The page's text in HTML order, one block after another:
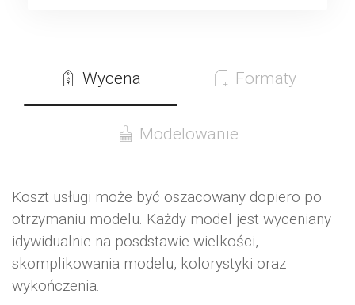
Wycena Formaty
Modelowanie
Koszt usługi może być oszacowany dopiero po
otrzymaniu modelu. Każdy model jest wyceniany
idywidualnie na posdstawie wielkości,
skomplikowania modelu, kolorystyki oraz
wykończenia.